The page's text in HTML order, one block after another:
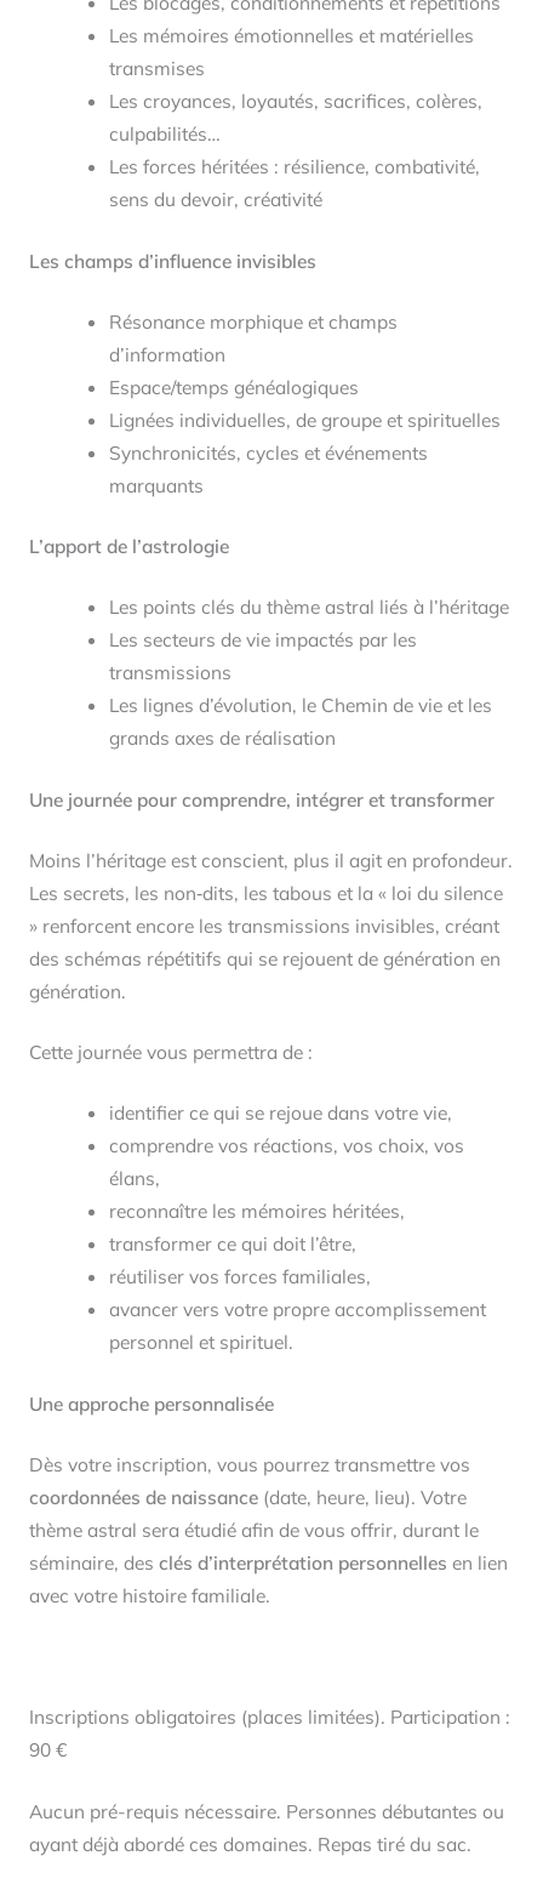
Les mémoires émotionnelles et matérielles
transmises
Les croyances, loyautés, sacrifices, colères,
culpabilités…
Les forces héritées : résilience, combativité,
sens du devoir, créativité
Les champs d’influence invisibles
Résonance morphique et champs
d’information
Espace/temps généalogiques
Lignées individuelles, de groupe et spirituelles
Synchronicités, cycles et événements
marquants
L’apport de l’astrologie
Les points clés du thème astral liés à l’héritage
Les secteurs de vie impactés par les
transmissions
Les lignes d’évolution, le Chemin de vie et les
grands axes de réalisation
Une journée pour comprendre, intégrer et transformer
Moins l’héritage est conscient, plus il agit en profondeur.
Les secrets, les non‑dits, les tabous et la « loi du silence
» renforcent encore les transmissions invisibles, créant
des schémas répétitifs qui se rejouent de génération en
génération.
Cette journée vous permettra de :
identifier ce qui se rejoue dans votre vie,
comprendre vos réactions, vos choix, vos
élans,
reconnaître les mémoires héritées,
transformer ce qui doit l’être,
réutiliser vos forces familiales,
avancer vers votre propre accomplissement
personnel et spirituel.
Une approche personnalisée
Dès votre inscription, vous pourrez transmettre vos
coordonnées de naissance(date, heure, lieu). Votre
thème astral sera étudié afin de vous offrir, durant le
séminaire, des clés d’interprétation personnelles en lien
avec votre histoire familiale.
Inscriptions obligatoires (places limitées). Participation :
90 €
Aucun pré-requis nécessaire. Personnes débutantes ou
ayant déjà abordé ces domaines. Repas tiré du sac.